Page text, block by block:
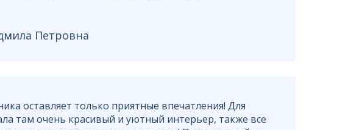
Петровна
оставляет только приятные впечатления! Для
там очень красивый и уютный интерьер, также все